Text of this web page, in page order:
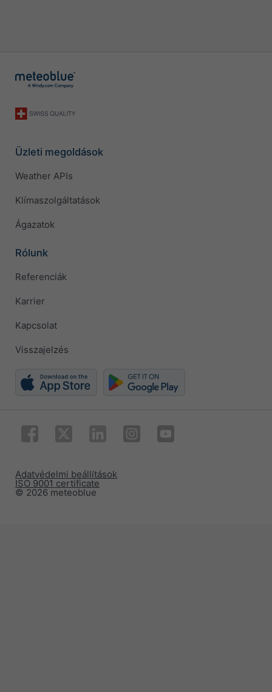
Üzleti megoldások
Weather APIs
Klímaszolgáltatások
Ágazatok
Rólunk
Referenciák
Karrier
Kapcsolat
Visszajelzés
© 2026 meteoblue
ISO 9001 certificate
Adatvédelmi beállítások